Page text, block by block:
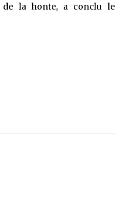
la honte, a conclu le